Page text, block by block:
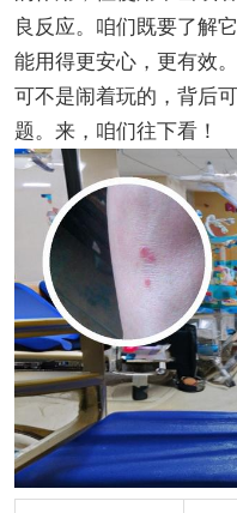
良反应。咱们既要了解
能用得更安心，更有效
可不是闹着玩的，背后
题。来，咱们往下看！